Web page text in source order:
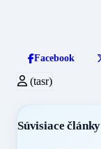
Facebook
(tasr)
Súvisiace články